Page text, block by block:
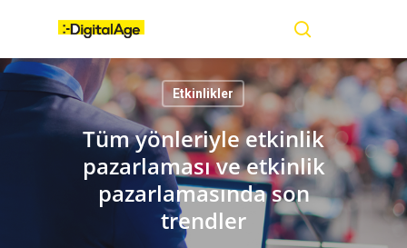
content
Etkinlikler
Tüm yönleriyle etkinlik
pazarlaması ve etkinlik
pazarlamasında son
trendler